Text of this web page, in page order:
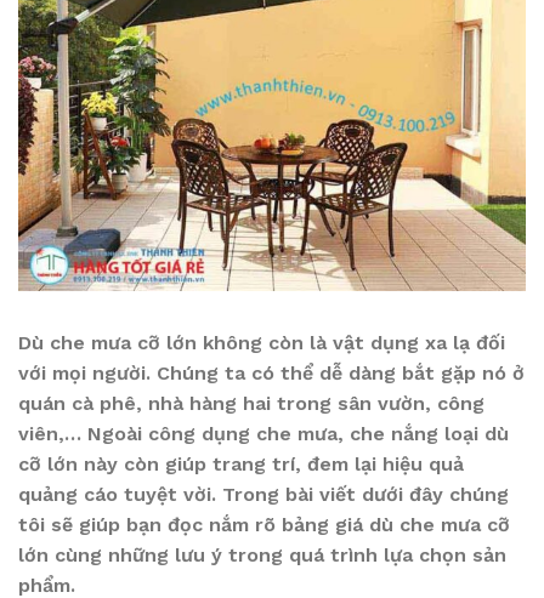
Dù che mưa cỡ lớn không còn là vật dụng xa lạ đối
với mọi người. Chúng ta có thể dễ dàng bắt gặp nó ở
quán cà phê, nhà hàng hai trong sân vườn, công
viên,… Ngoài công dụng che mưa, che nắng loại dù
cỡ lớn này còn giúp trang trí, đem lại hiệu quả
quảng cáo tuyệt vời. Trong bài viết dưới đây chúng
tôi sẽ giúp bạn đọc nắm rõ bảng giá dù che mưa cỡ
lớn cùng những lưu ý trong quá trình lựa chọn sản
phẩm.